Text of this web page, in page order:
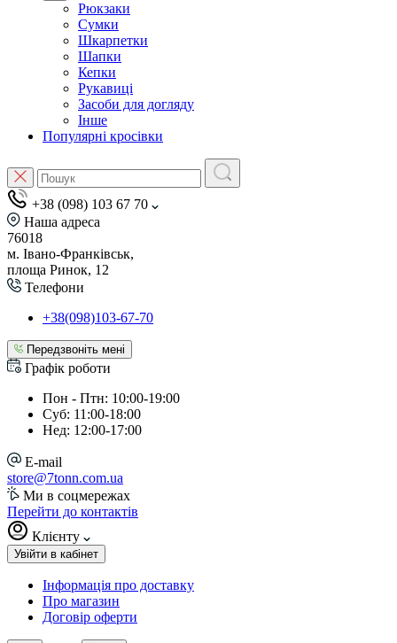
Рюкзаки
Сумки
Шкарпетки
Шапки
Кепки
Рукавиці
Засоби для догляду
Інше
Популярні кросівки
+38 (098) 103 67 70
Наша адреса
76018
м. Івано-Франківськ,
площа Ринок, 12
Телефони
+38(098)103-67-70
Передзвоніть мені
Графік роботи
Пон - Птн: 10:00-19:00
Суб: 11:00-18:00
Нед: 12:00-17:00
E-mail
store@7tonn.com.ua
Ми в соцмережах
Перейти до контактів
Клієнту
Увійти в кабінет
Інформація про доставку
Про магазин
Договір оферти